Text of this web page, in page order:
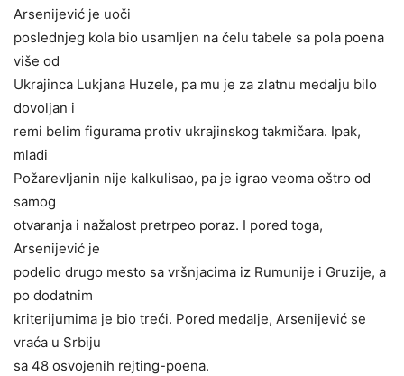
Arsenijević je uoči
poslednjeg kola bio usamljen na čelu tabele sa pola poena
više od
Ukrajinca Lukjana Huzele, pa mu je za zlatnu medalju bilo
dovoljan i
remi belim figurama protiv ukrajinskog takmičara. Ipak,
mladi
Požarevljanin nije kalkulisao, pa je igrao veoma oštro od
samog
otvaranja i nažalost pretrpeo poraz. I pored toga,
Arsenijević je
podelio drugo mesto sa vršnjacima iz Rumunije i Gruzije, a
po dodatnim
kriterijumima je bio treći. Pored medalje, Arsenijević se
vraća u Srbiju
sa 48 osvojenih rejting-poena.